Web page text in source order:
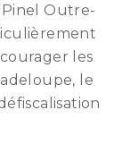
Pinel Outre-
les
le